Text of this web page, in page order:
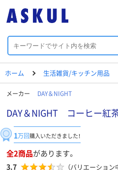
ホーム 生活雑貨/キッチン用品
メーカー DAY＆NIGHT
DAY＆NIGHT コーヒー紅
1万回購入いただきました！
全2商品があります。
3.7 （バリエーション